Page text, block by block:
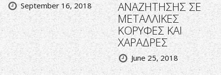
September 16, 2018
ΑΝΑΖΗΤΗΣΗΣ ΣΕ
ΜΕΤΑΛΛΙΚΕΣ
ΚΟΡΥΦΕΣ ΚΑΙ
ΧΑΡΑΔΡΕΣ
June 25, 2018